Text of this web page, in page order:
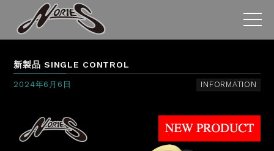
新製品 SINGLE CONTROL
2024年6月6日 INFORMATION